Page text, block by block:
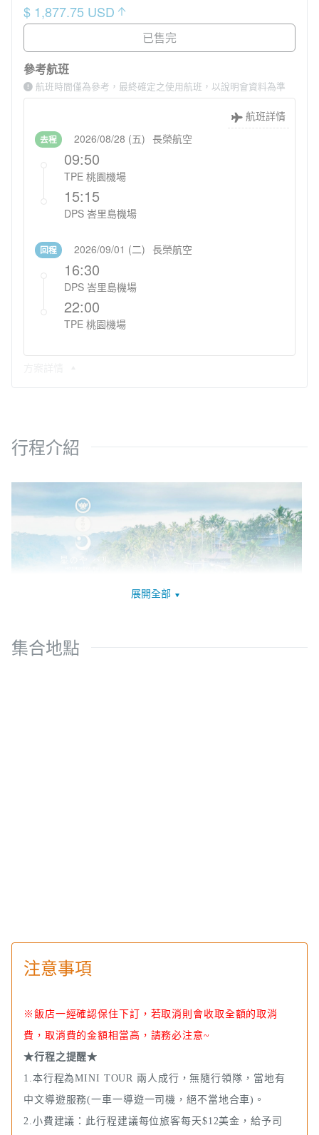
$ 1,877.75 USD
已售完
參考航班
航班時間僅為參考，最終確定之使用航班，以說明會資料為準
航班詳情
去程 2026/08/28 (五) 長榮航空
09:50
TPE 桃園機場
15:15
DPS 峇里島機場
回程 2026/09/01 (二) 長榮航空
16:30
DPS 峇里島機場
22:00
TPE 桃園機場
行程介紹
展開全部
集合地點
注意事項
※飯店一經確認保住下訂，若取消則會收取全額的取消
費，取消費的金額相當高，請務必注意~
★行程之提醒★
1.本行程為MINI TOUR 兩人成行，無隨行領隊，當地有
中文導遊服務(一車一導遊一司機，絕不當地合車)。
2.小費建議：此行程建議每位旅客每天$12美金，給予司